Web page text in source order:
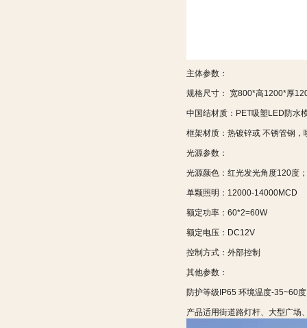
主体参数：
规格尺寸： 宽800*高1200*厚
中国结材质：PET吸塑LED防水
框架材质：热镀锌或 不锈管钢，
光源参数：
光源颜色：红光发光角度120度
单颗照明：12000-14000MCD
额定功率：60*2=60W
额定电压：DC12V
控制方式：外部控制
其他参数：
防护等级IP65 环境温度-35~60
产品适用街道路灯杆、大型广场